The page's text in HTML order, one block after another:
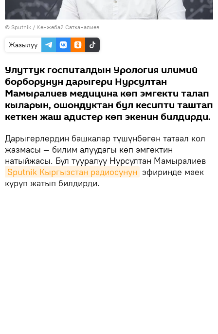
© Sputnik / Кенжебай Сатканалиев
Жазылуу
Улуттук госпиталдын Урология илимий
борборунун дарыгери Нурсултан
Мамыралиев медицина көп эмгекти талап
кыларын, ошондуктан бул кесипти таштап
кеткен жаш адистер көп экенин билдирди.
Дарыгерлердин башкалар түшүнбөгөн татаал кол
жазмасы — билим алуудагы көп эмгектин
натыйжасы. Бул тууралуу Нурсултан Мамыралиев
Sputnik Кыргызстан радиосунун эфиринде маек
куруп жатып билдирди.